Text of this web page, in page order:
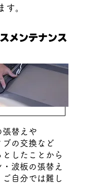
す。
メンテナンス
張替えや
ブの交換など
としたことから
・波板の張替え
ご自分では難し